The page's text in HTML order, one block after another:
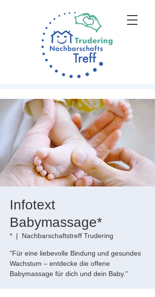
Infotext
Babymassage*
*
  |
Nachbarschaftstreff Trudering
"Für eine liebevolle Bindung und gesundes
Wachstum – entdecke die offene
Babymassage für dich und dein Baby."